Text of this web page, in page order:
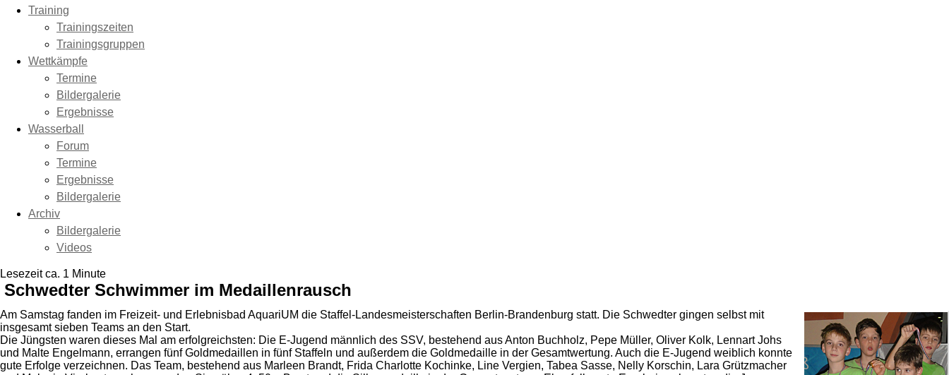
Training
Trainingszeiten
Trainingsgruppen
Wettkämpfe
Termine
Bildergalerie
Ergebnisse
Wasserball
Forum
Termine
Ergebnisse
Bildergalerie
Archiv
Bildergalerie
Videos
Lesezeit ca. 1 Minute
Schwedter Schwimmer im Medaillenrausch
Am Samstag fanden im Freizeit- und Erlebnisbad AquariUM die Staffel-Landesmeisterschaften Berlin-Brandenburg statt. Die Schwedter gingen selbst mit
insgesamt sieben Teams an den Start.
Die Jüngsten waren dieses Mal am erfolgreichsten: Die E-Jugend männlich des SSV, bestehend aus Anton Buchholz, Pepe Müller, Oliver Kolk, Lennart Johs
und Malte Engelmann, errangen fünf Goldmedaillen in fünf Staffeln und außerdem die Goldmedaille in der Gesamtwertung. Auch die E-Jugend weiblich konnte
gute Erfolge verzeichnen. Das Team, bestehend aus Marleen Brandt, Frida Charlotte Kochinke, Line Vergien, Tabea Sasse, Nelly Korschin, Lara Grützmacher